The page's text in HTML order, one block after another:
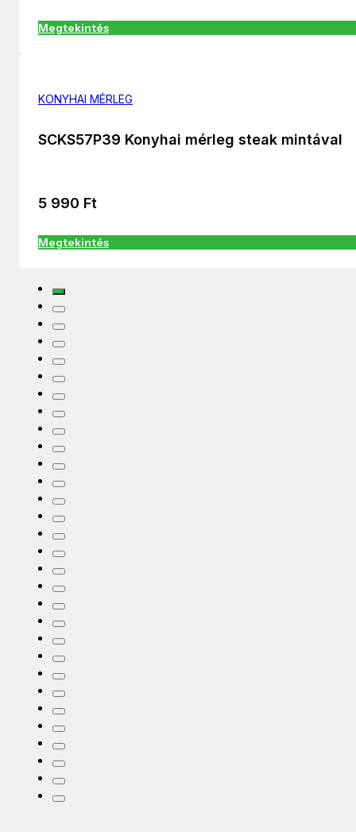
Megtekintés
KONYHAI MÉRLEG
SCKS57P39 Konyhai mérleg steak mintával
5 990 Ft
Megtekintés